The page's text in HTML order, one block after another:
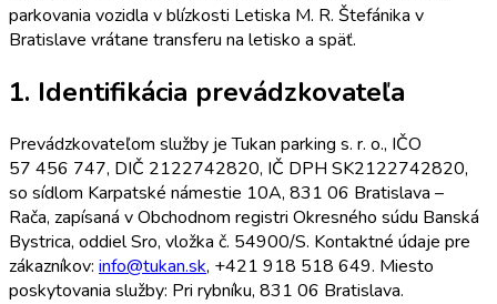
parkovania vozidla v blízkosti Letiska M. R. Štefánika v
Bratislave vrátane transferu na letisko a späť.
1. Identifikácia prevádzkovateľa
Prevádzkovateľom služby je Tukan parking s. r. o., IČO
57 456 747, DIČ 2122742820, IČ DPH SK2122742820,
so sídlom Karpatské námestie 10A, 831 06 Bratislava –
Rača, zapísaná v Obchodnom registri Okresného súdu Banská
Bystrica, oddiel Sro, vložka č. 54900/S. Kontaktné údaje pre
zákazníkov: info@tukan.sk, +421 918 518 649. Miesto
poskytovania služby: Pri rybníku, 831 06 Bratislava.